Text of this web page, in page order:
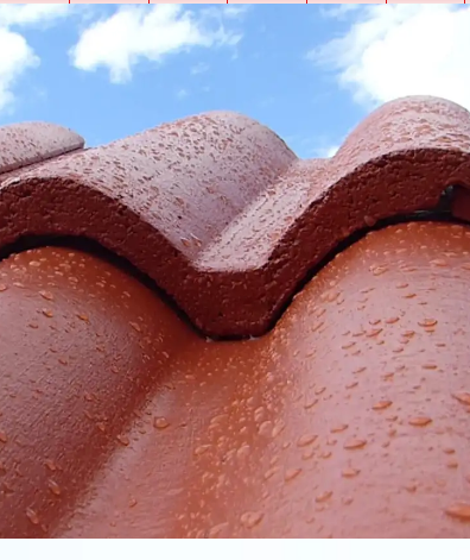
47 Lot-et-
Garonne